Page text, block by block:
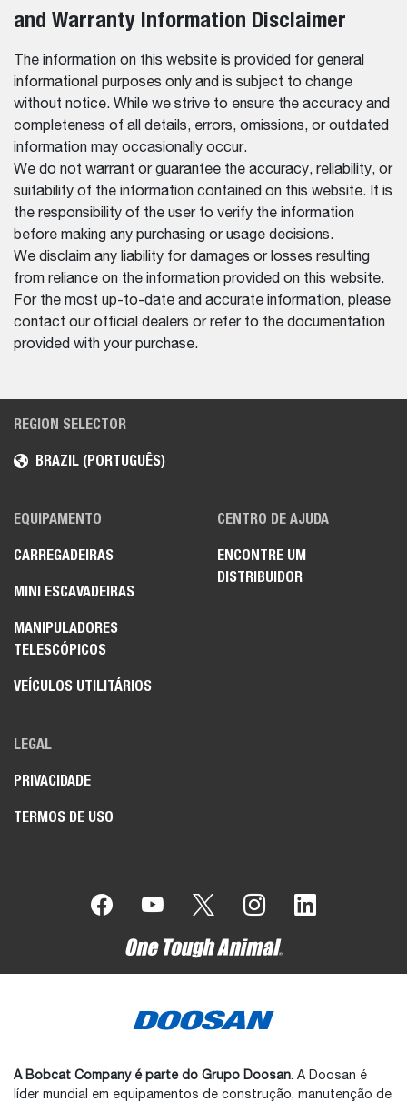
and Warranty Information Disclaimer
The information on this website is provided for general
informational purposes only and is subject to change
without notice. While we strive to ensure the accuracy and
completeness of all details, errors, omissions, or outdated
information may occasionally occur.
We do not warrant or guarantee the accuracy, reliability, or
suitability of the information contained on this website. It is
the responsibility of the user to verify the information
before making any purchasing or usage decisions.
We disclaim any liability for damages or losses resulting
from reliance on the information provided on this website.
For the most up-to-date and accurate information, please
contact our official dealers or refer to the documentation
provided with your purchase.
REGION SELECTOR
BRAZIL (PORTUGUÊS)
EQUIPAMENTO
CARREGADEIRAS
MINI ESCAVADEIRAS
MANIPULADORES
TELESCÓPICOS
VEÍCULOS UTILITÁRIOS
CENTRO DE AJUDA
ENCONTRE UM
DISTRIBUIDOR
LEGAL
PRIVACIDADE
TERMOS DE USO
A Bobcat Company é parte do Grupo Doosan. A Doosan é
líder mundial em equipamentos de construção, manutenção de